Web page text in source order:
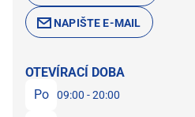
NAPIŠTE E-MAIL
OTEVÍRACÍ DOBA
Po
09:00 - 20:00